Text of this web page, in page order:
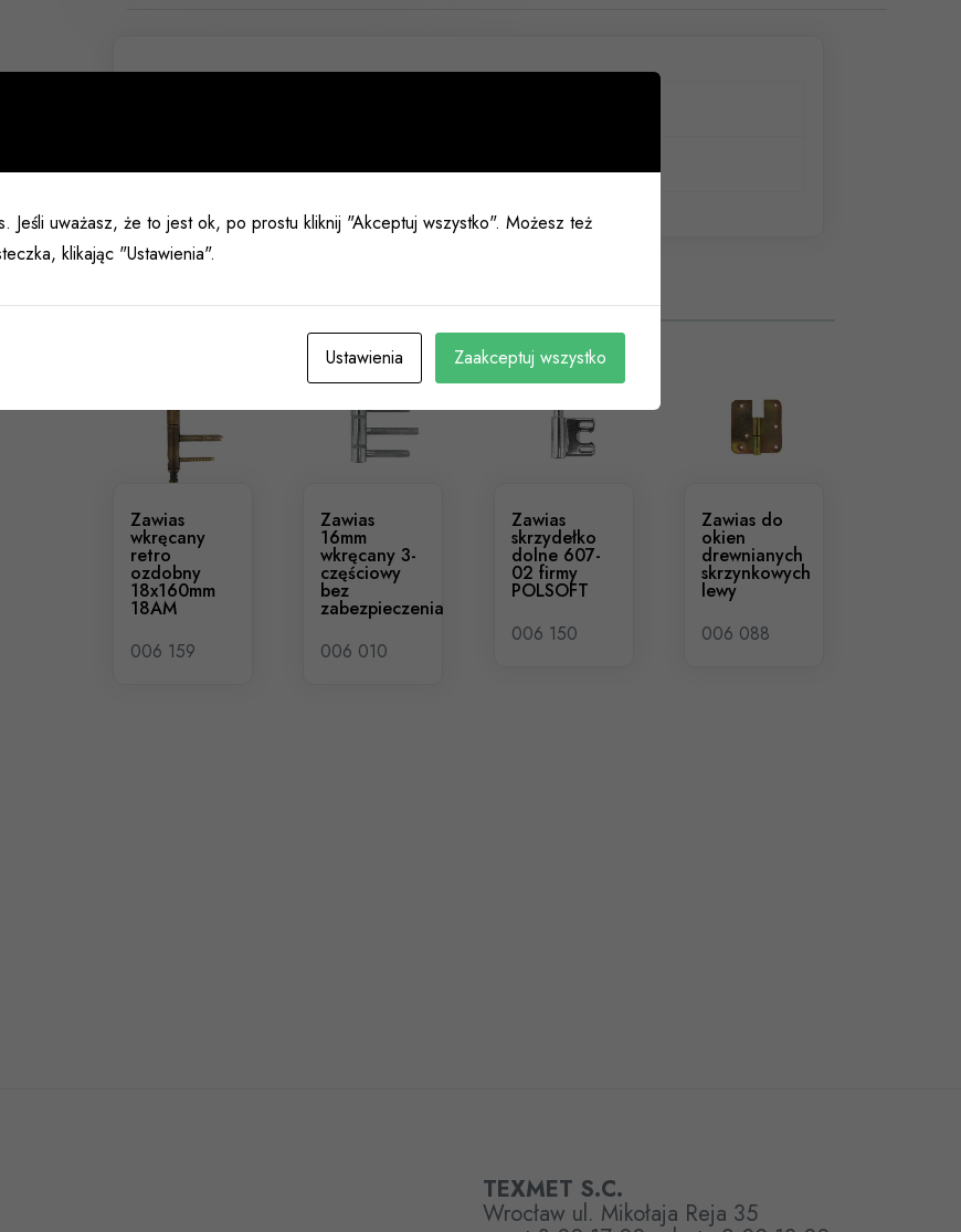
Zawias
wkręcany
retro
ozdobny
18x160mm
18AM
006 159
Zawias
16mm
wkręcany 3-
częściowy
bez
zabezpieczenia
006 010
Zawias
skrzydełko
dolne 607-
02 firmy
POLSOFT
006 150
Zawias do
okien
drewnianych
skrzynkowych
lewy
006 088
TEXMET S.C.
Wrocław ul. Mikołaja Reja 35
Jeśli uważasz, że to jest ok, po prostu kliknij "Akceptuj wszystko". Możesz też
klikając "Ustawienia".
Ustawienia Zaakceptuj wszystko